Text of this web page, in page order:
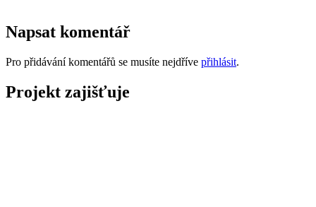
Napsat komentář
Pro přidávání komentářů se musíte nejdříve přihlásit.
Projekt zajišťuje